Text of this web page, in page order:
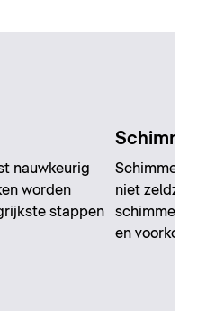
nauwkeurig
worden
stappen
Schimmel
niet
schimmel
en